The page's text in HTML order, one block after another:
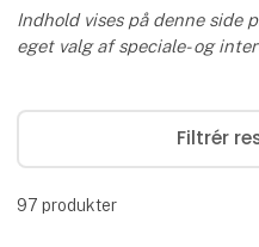
Indhold vises på denne side
eget valg af speciale- og
Filtrér
97 produkter